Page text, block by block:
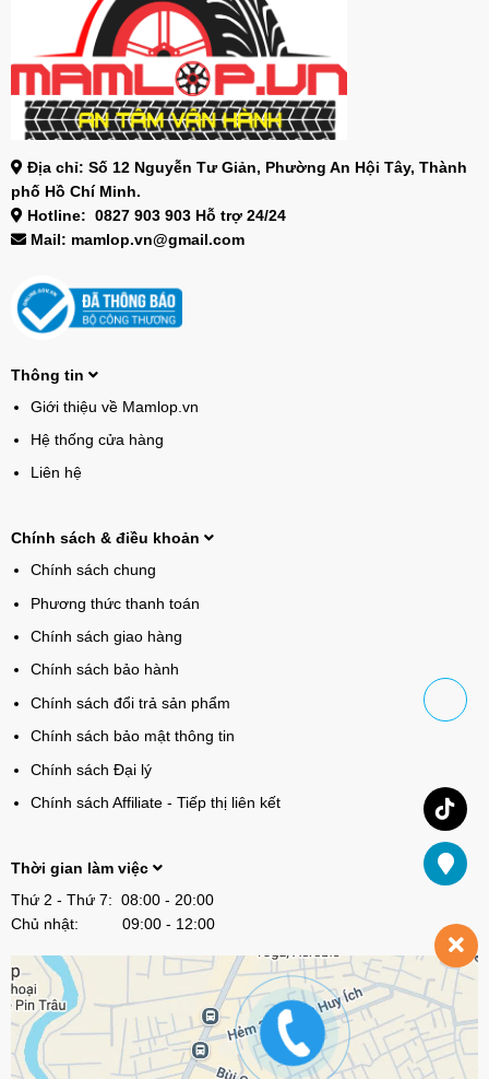
Địa chỉ: Số 12 Nguyễn Tư Giản, Phường An Hội Tây, Thành
phố Hồ Chí Minh.
Hotline: 0827 903 903 Hỗ trợ 24/24
Mail: mamlop.vn@gmail.com
Thông tin
Giới thiệu về Mamlop.vn
Hệ thống cửa hàng
Liên hệ
Chính sách & điều khoản
Chính sách chung
Phương thức thanh toán
Chính sách giao hàng
Chính sách bảo hành
Chính sách đổi trả sản phẩm
Chính sách bảo mật thông tin
Chính sách Đại lý
Chính sách Affiliate - Tiếp thị liên kết
Thời gian làm việc
Thứ 2 - Thứ 7: 08:00 - 20:00
Chủ nhật: 09:00 - 12:00